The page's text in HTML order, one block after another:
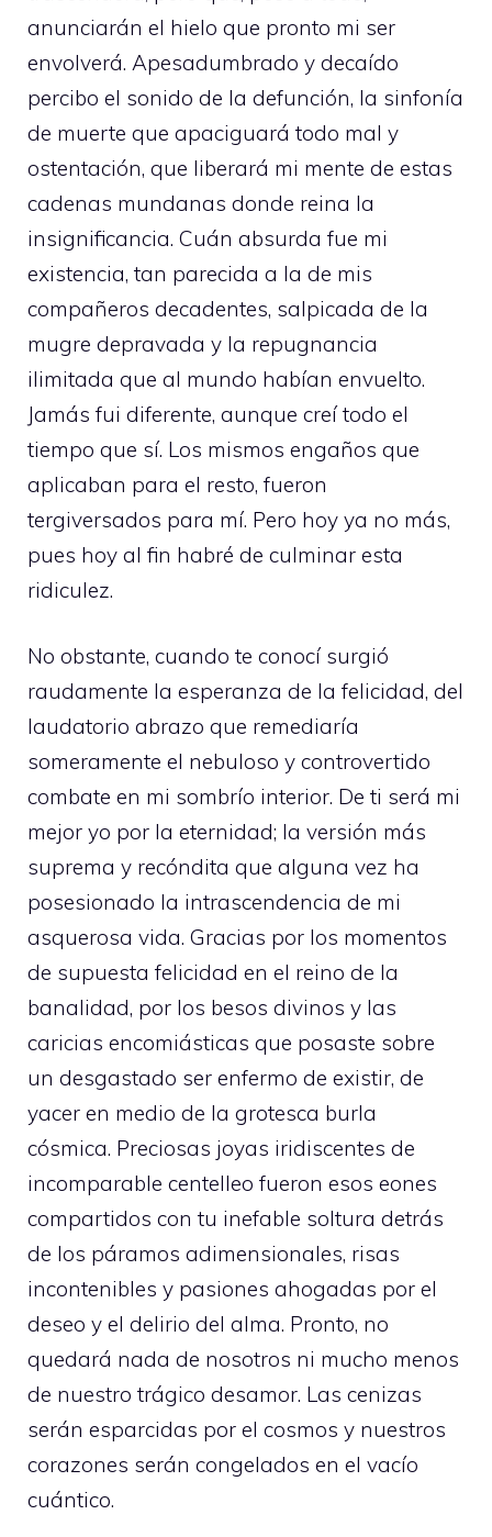
anunciarán el hielo que pronto mi ser
envolverá. Apesadumbrado y decaído
percibo el sonido de la defunción, la sinfonía
de muerte que apaciguará todo mal y
ostentación, que liberará mi mente de estas
cadenas mundanas donde reina la
insignificancia. Cuán absurda fue mi
existencia, tan parecida a la de mis
compañeros decadentes, salpicada de la
mugre depravada y la repugnancia
ilimitada que al mundo habían envuelto.
Jamás fui diferente, aunque creí todo el
tiempo que sí. Los mismos engaños que
aplicaban para el resto, fueron
tergiversados para mí. Pero hoy ya no más,
pues hoy al fin habré de culminar esta
ridiculez.
No obstante, cuando te conocí surgió
raudamente la esperanza de la felicidad, del
laudatorio abrazo que remediaría
someramente el nebuloso y controvertido
combate en mi sombrío interior. De ti será mi
mejor yo por la eternidad; la versión más
suprema y recóndita que alguna vez ha
posesionado la intrascendencia de mi
asquerosa vida. Gracias por los momentos
de supuesta felicidad en el reino de la
banalidad, por los besos divinos y las
caricias encomiásticas que posaste sobre
un desgastado ser enfermo de existir, de
yacer en medio de la grotesca burla
cósmica. Preciosas joyas iridiscentes de
incomparable centelleo fueron esos eones
compartidos con tu inefable soltura detrás
de los páramos adimensionales, risas
incontenibles y pasiones ahogadas por el
deseo y el delirio del alma. Pronto, no
quedará nada de nosotros ni mucho menos
de nuestro trágico desamor. Las cenizas
serán esparcidas por el cosmos y nuestros
corazones serán congelados en el vacío
cuántico.